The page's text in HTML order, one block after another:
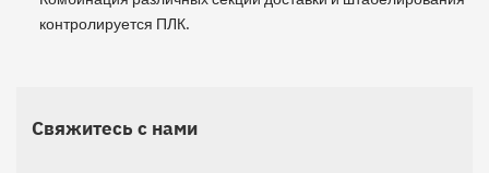
контролируется ПЛК.
Свяжитесь с нами